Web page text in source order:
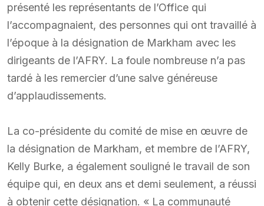
présenté les représentants de l’Office qui
l’accompagnaient, des personnes qui ont travaillé à
l’époque à la désignation de Markham avec les
dirigeants de l’AFRY. La foule nombreuse n’a pas
tardé à les remercier d’une salve généreuse
d’applaudissements.
La co-présidente du comité de mise en œuvre de
la désignation de Markham, et membre de l’AFRY,
Kelly Burke, a également souligné le travail de son
équipe qui, en deux ans et demi seulement, a réussi
à obtenir cette désignation. « La communauté